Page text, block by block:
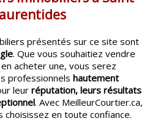
présentés sur ce site sont
. Que vous souhaitiez vendre
acheter une, vous serez
professionnels hautement
leurréputation, leurs résultats
. Avec MeilleurCourtier.ca,
en toute confiance.